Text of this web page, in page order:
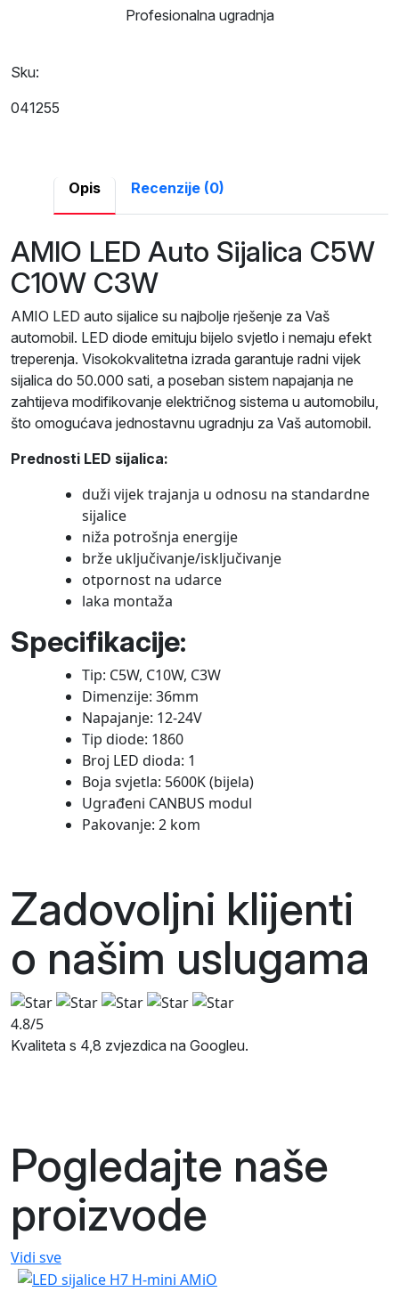
Profesionalna ugradnja
Sku:
041255
Opis Recenzije (0)
AMIO LED Auto Sijalica C5W
C10W C3W
AMIO LED auto sijalice su najbolje rješenje za Vaš
automobil. LED diode emituju bijelo svjetlo i nemaju efekt
treperenja. Visokokvalitetna izrada garantuje radni vijek
sijalica do 50.000 sati, a poseban sistem napajanja ne
zahtijeva modifikovanje električnog sistema u automobilu,
što omogućava jednostavnu ugradnju za Vaš automobil.
Prednosti LED sijalica:
duži vijek trajanja u odnosu na standardne
sijalice
niža potrošnja energije
brže uključivanje/isključivanje
otpornost na udarce
laka montaža
Specifikacije:
Tip: C5W, C10W, C3W
Dimenzije: 36mm
Napajanje: 12-24V
Tip diode: 1860
Broj LED dioda: 1
Boja svjetla: 5600K (bijela)
Ugrađeni CANBUS modul
Pakovanje: 2 kom
Zadovoljni klijenti
o našim uslugama
4.8/5
Kvaliteta s 4,8 zvjezdica na Googleu.
Pogledajte naše
proizvode
Vidi sve